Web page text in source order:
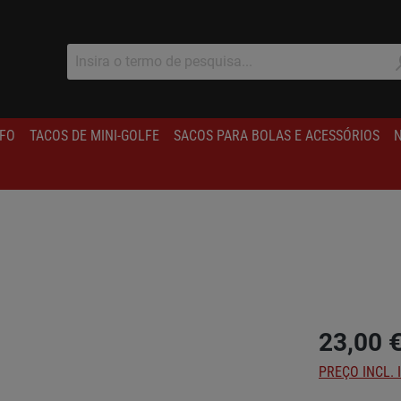
TACOS DE MINI-GOLFE SACOS PARA BOLAS E ACESSÓRIOS
23,00 €
PREÇO INCL.